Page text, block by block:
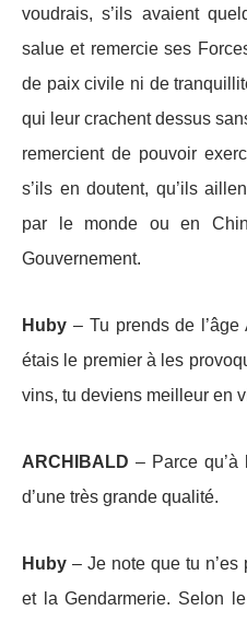
voudrais, s’ils avaient
salue et remercie ses
de paix civile ni de
qui leur crachent dessus
remercient de pouvoir
s’ils en doutent, qu’ils
par le monde ou en
Gouvernement.
Huby – Tu prends de
étais le premier à les
vins, tu deviens meilleur en
ARCHIBALD – Parce qu’à
d’une très grande qualité.
Huby – Je note que tu
et la Gendarmerie. Selon